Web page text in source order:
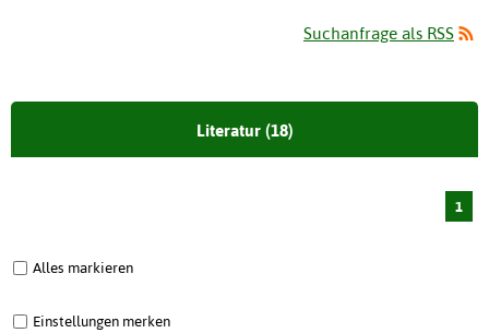
Suchanfrage als RSS
Literatur (18)
1
Alles markieren
Einstellungen merken